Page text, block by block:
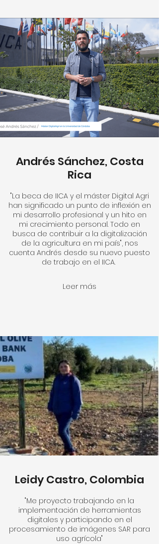
Andrés Sánchez, Costa
Rica
"La beca de IICA y el máster Digital Agri
han significado un punto de inflexión en
mi desarrollo profesional y un hito en
mi crecimiento personal. Todo en
busca de contribuir a la digitalización
de la agricultura en mi país", nos
cuenta Andrés desde su nuevo puesto
de trabajo en el IICA.
Leer más
Leidy Castro, Colombia
"Me proyecto trabajando en la
implementación de herramientas
digitales y participando en el
procesamiento de imágenes SAR para
uso agrícola"